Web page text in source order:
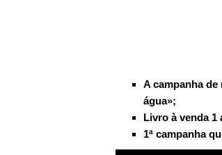
A campanha
água»;
Livro à venda 1
1ª campanha